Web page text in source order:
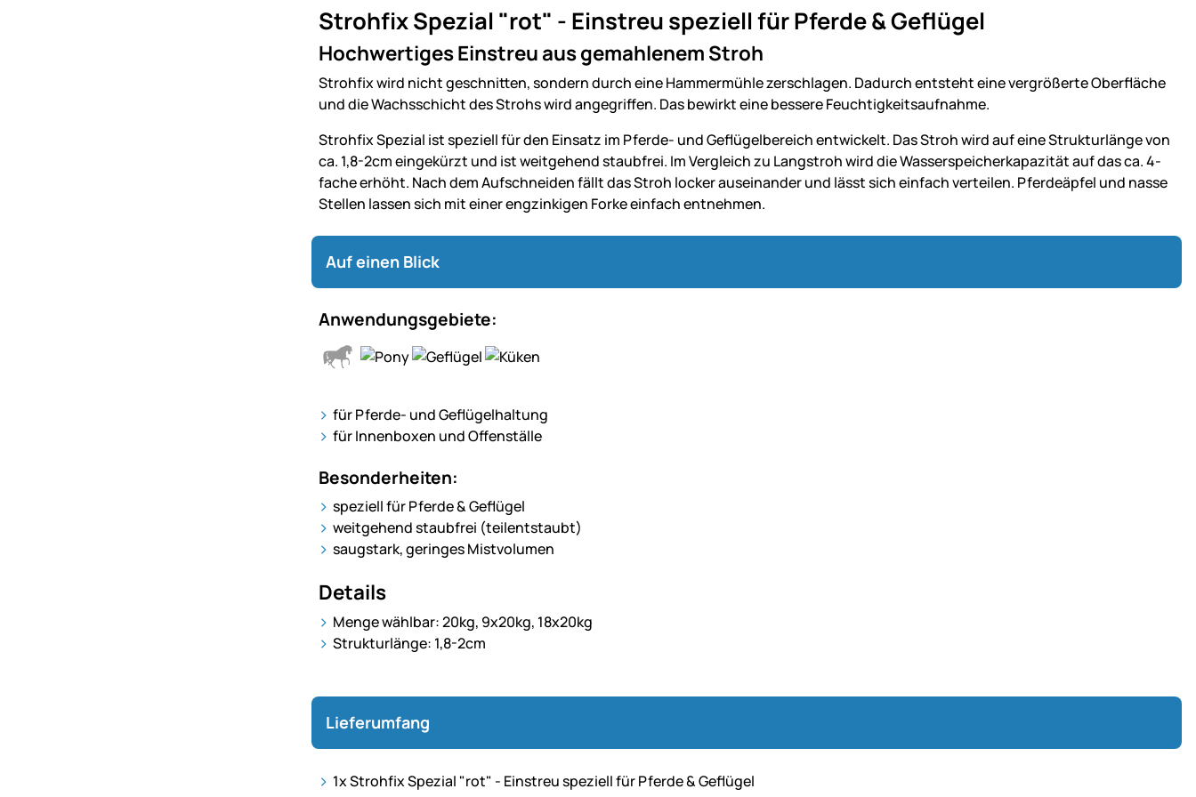
Strohfix Spezial "rot" - Einstreu speziell für Pferde & Geflügel
Hochwertiges Einstreu aus gemahlenem Stroh
Strohfix wird nicht geschnitten, sondern durch eine Hammermühle zerschlagen. Dadurch entsteht eine vergrößerte Oberfläche
und die Wachsschicht des Strohs wird angegriffen. Das bewirkt eine bessere Feuchtigkeitsaufnahme.
Strohfix Spezial ist speziell für den Einsatz im Pferde- und Geflügelbereich entwickelt. Das Stroh wird auf eine Strukturlänge von
ca. 1,8-2cm eingekürzt und ist weitgehend staubfrei. Im Vergleich zu Langstroh wird die Wasserspeicherkapazität auf das ca. 4-
fache erhöht. Nach dem Aufschneiden fällt das Stroh locker auseinander und lässt sich einfach verteilen. Pferdeäpfel und nasse
Stellen lassen sich mit einer engzinkigen Forke einfach entnehmen.
Auf einen Blick
Anwendungsgebiete:
für Pferde- und Geflügelhaltung
für Innenboxen und Offenställe
Besonderheiten:
speziell für Pferde & Geflügel
weitgehend staubfrei (teilentstaubt)
saugstark, geringes Mistvolumen
Details
Menge wählbar: 20kg, 9x20kg, 18x20kg
Strukturlänge: 1,8-2cm
Lieferumfang
1x Strohfix Spezial "rot" - Einstreu speziell für Pferde & Geflügel